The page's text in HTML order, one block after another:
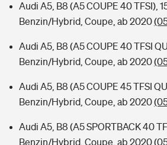
Audi A5, B8 (A5 COUPE 40 TFSI),
Benzin/Hybrid, Coupe, ab 2020
Audi A5, B8 (A5 COUPE 40 TFSI
Benzin/Hybrid, Coupe, ab 2020
Audi A5, B8 (A5 COUPE 45 TFSI
Benzin/Hybrid, Coupe, ab 2020
Audi A5, B8 (A5 SPORTBACK 40
Benzin/Hybrid, Coupe, ab 2020